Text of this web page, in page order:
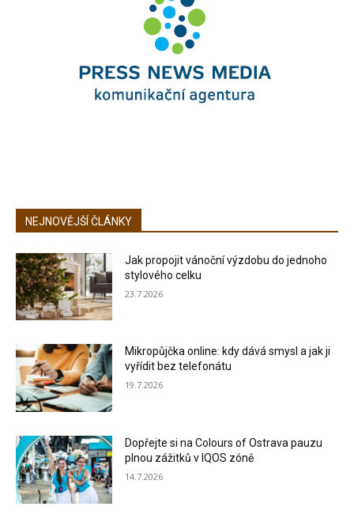
NEJNOVĚJŠÍ ČLÁNKY
Jak propojit vánoční výzdobu do jednoho
stylového celku
23.7.2026
Mikropůjčka online: kdy dává smysl a jak ji
vyřídit bez telefonátu
19.7.2026
Dopřejte si na Colours of Ostrava pauzu
plnou zážitků v IQOS zóně
14.7.2026